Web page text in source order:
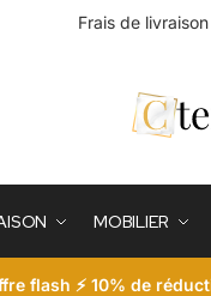
Frais de
MOBILIER
flash ⚡ 10% de